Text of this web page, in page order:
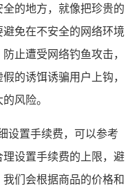
的地方，就像把珍贵的
免在不安全的网络环境
止遭受网络钓鱼攻击，
的诱饵诱骗用户上钩，
风险。
设置手续费，可以参考
设置手续费的上限，避
们会根据商品的价格和